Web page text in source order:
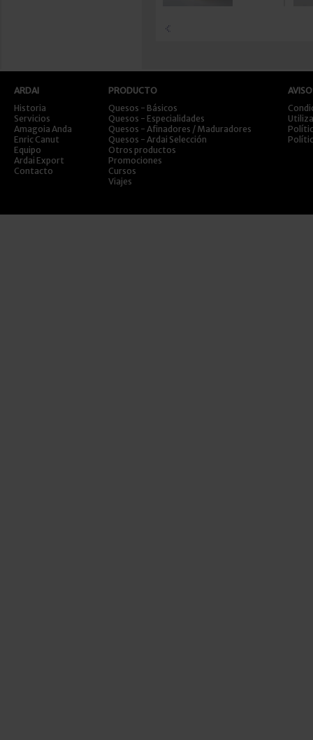
ARDAI
Historia
Servicios
Amagoia Anda
Enric Canut
Equipo
Ardai Export
Contacto
PRODUCTO
Quesos - Básicos
Quesos - Especialidades
Quesos - Afinadores / Maduradores
Quesos - Ardai Selección
Otros productos
Promociones
Cursos
Viajes